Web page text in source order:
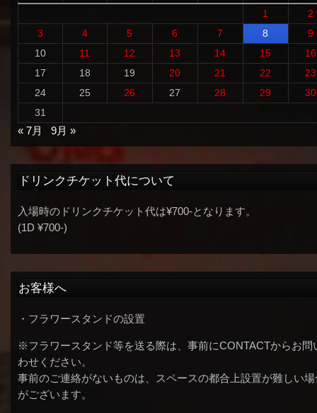
1
2
3
4 5 6 7 8
9
10
11 12 13 14 15
16
17
18 19 20 21 22
23
24
25 26 27 28 29
30
31
« 7月
9月 »
ドリンクチケット代について
入場時のドリンクチケット代は¥700-となります。
(1D ¥700-)
お客様へ
・フラワースタンドの設置
※フラワースタンド等を送る際は、事前にCONTACTからお問
わせください。
事前のご連絡がないものは、スペースの都合上設置が難しい場
がございます。